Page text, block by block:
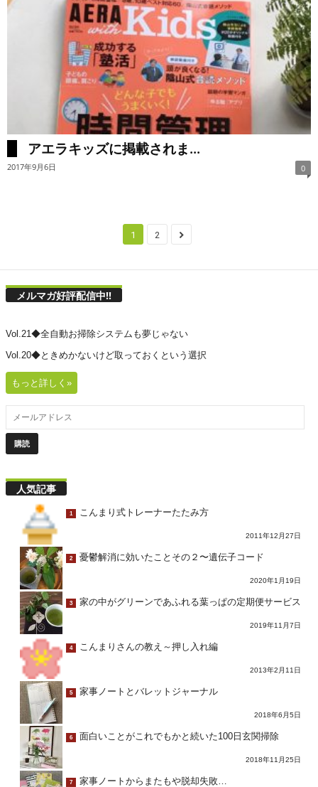
アエラキッズに掲載されま...
2017年9月6日 0
1 2
メルマガ好評配信中!!
Vol.21◆全自動お掃除システムも夢じゃない
Vol.20◆ときめかないけど取っておくという選択
もっと詳しく»
人気記事
1 こんまり式トレーナーたたみ方
2011年12月27日
2 憂鬱解消に効いたことその２〜遺伝子コード
2020年1月19日
3 家の中がグリーンであふれる葉っぱの定期便サービス
2019年11月7日
4 こんまりさんの教え～押し入れ編
2013年2月11日
5 家事ノートとバレットジャーナル
2018年6月5日
6 面白いことがこれでもかと続いた100日玄関掃除
2018年11月25日
7 家事ノートからまたもや脱却失敗…